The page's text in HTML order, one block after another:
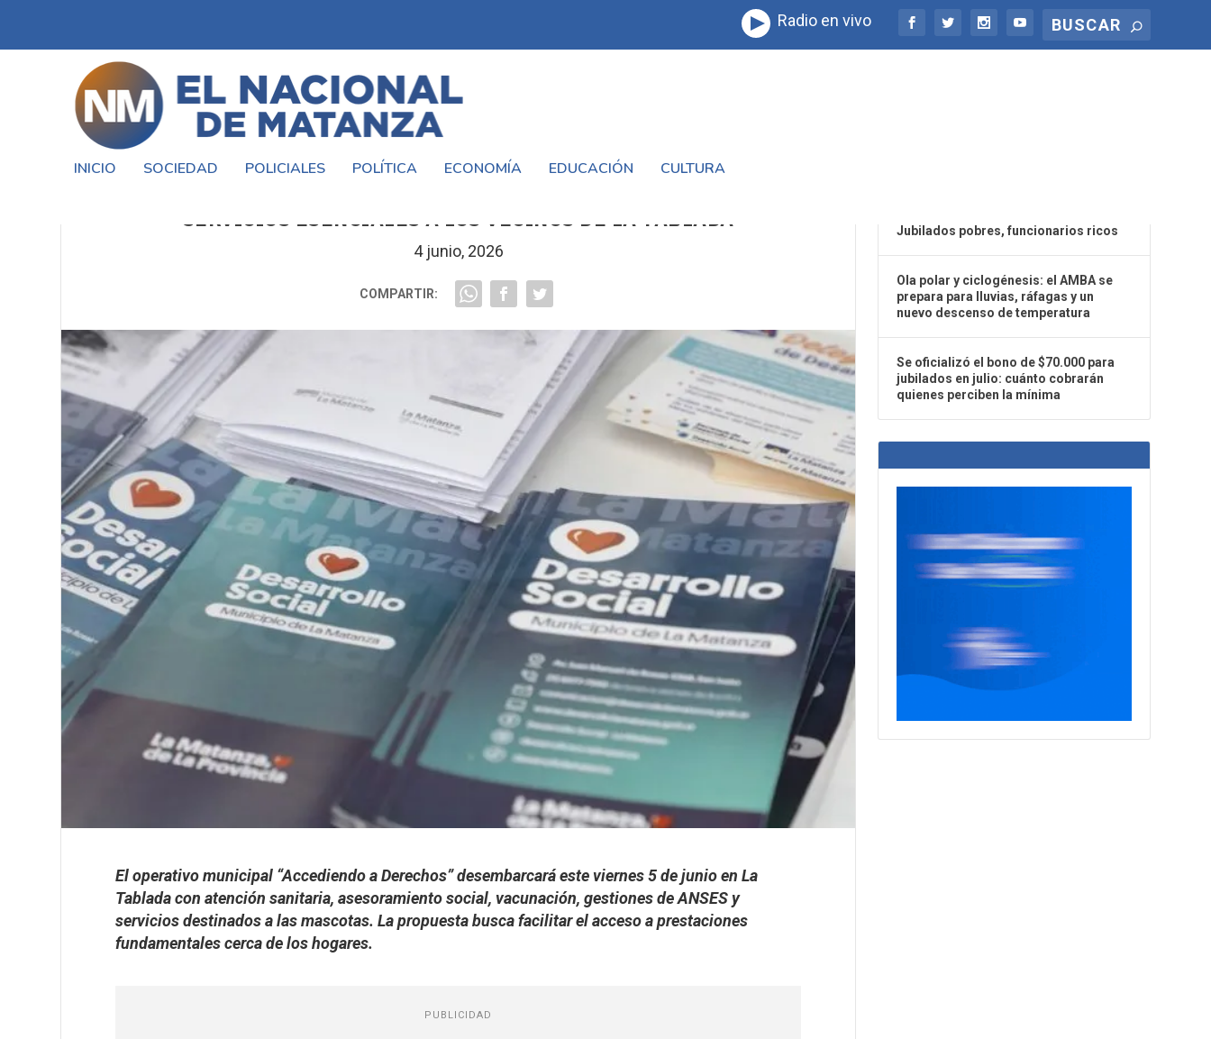
Radio en vivo
INICIO SOCIEDAD POLICIALES POLÍTICA ECONOMÍA EDUCACIÓN CULTURA
SERVICIOS ESENCIALES A LOS VECINOS DE LA TABLADA
4 junio, 2026
COMPARTIR:
El operativo municipal “Accediendo a Derechos” desembarcará este viernes 5 de junio en La
Tablada con atención sanitaria, asesoramiento social, vacunación, gestiones de ANSES y
servicios destinados a las mascotas. La propuesta busca facilitar el acceso a prestaciones
fundamentales cerca de los hogares.
PUBLICIDAD
Jubilados pobres, funcionarios ricos
Ola polar y ciclogénesis: el AMBA se
prepara para lluvias, ráfagas y un
nuevo descenso de temperatura
Se oficializó el bono de $70.000 para
jubilados en julio: cuánto cobrarán
quienes perciben la mínima